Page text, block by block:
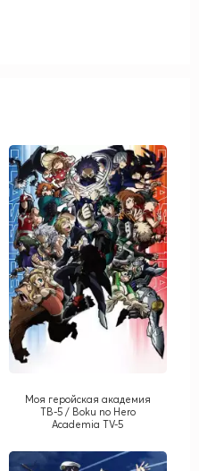
Моя геройская академия
ТВ-5 / Boku no Hero
Academia TV-5